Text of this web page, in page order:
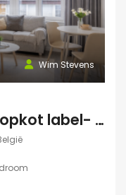
Wim Stevens
Moderne studio -met topkot label- te huur gelegen in hartje Mechelen